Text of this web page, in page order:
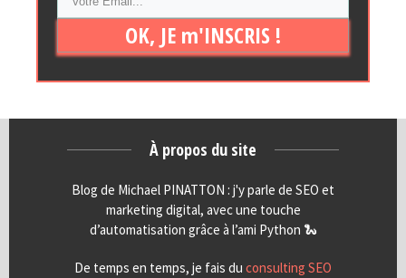
OK, JE m'INSCRIS !
À propos du site
Blog de Michael PINATTON : j'y parle de SEO et
marketing digital, avec une touche
d’automatisation grâce à l’ami Python 🐍
De temps en temps, je fais du consulting SEO